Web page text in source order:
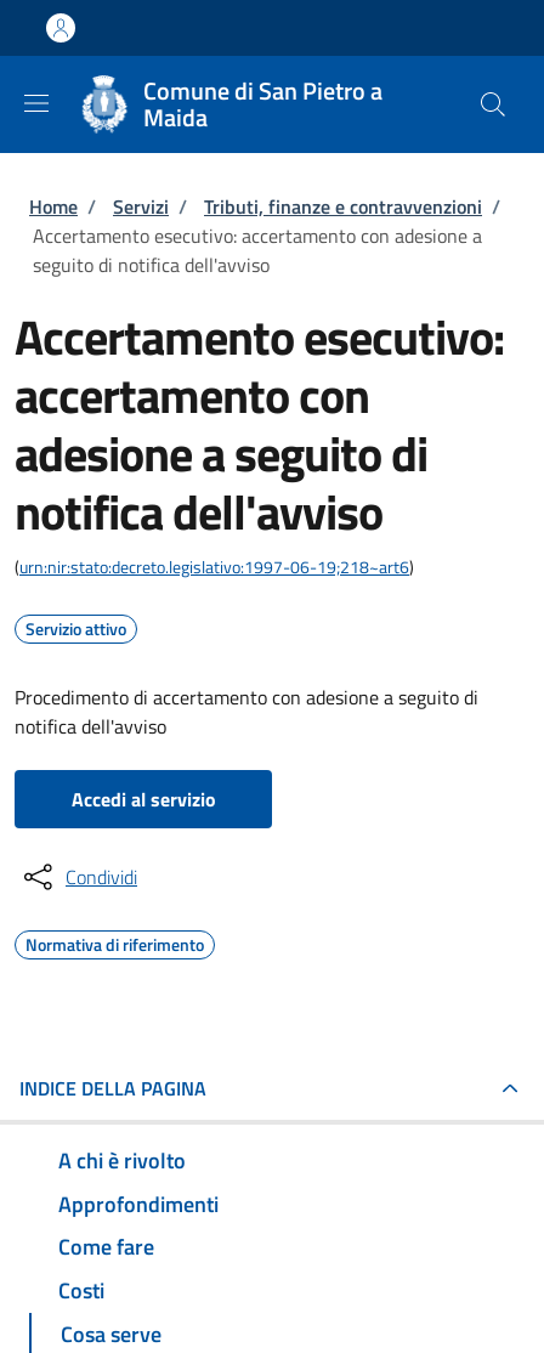
Salta al contenuto principale
Skip to footer content
Comune di San Pietro a
Maida
Briciole di pane
Home / Servizi / Tributi, finanze e contravvenzioni /
Accertamento esecutivo: accertamento con adesione a
seguito di notifica dell'avviso
Accertamento esecutivo:
accertamento con
adesione a seguito di
notifica dell'avviso
(urn:nir:stato:decreto.legislativo:1997-06-19;218~art6)
Servizio attivo
Procedimento di accertamento con adesione a seguito di
notifica dell'avviso
Accedi al servizio
Condividi
Normativa di riferimento
INDICE DELLA PAGINA
A chi è rivolto
Approfondimenti
Come fare
Costi
Cosa serve